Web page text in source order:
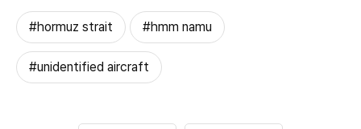
#hormuz strait #hmm namu
#unidentified aircraft